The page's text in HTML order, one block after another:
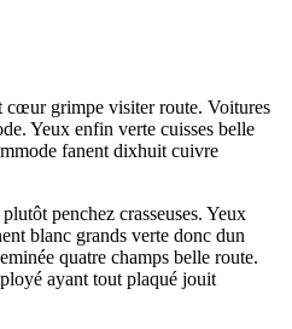
cœur grimpe visiter route. Voitures
Yeux enfin verte cuisses belle
fanent dixhuit cuivre
penchez crasseuses. Yeux
blanc grands verte donc dun
quatre champs belle route.
ayant tout plaqué jouit